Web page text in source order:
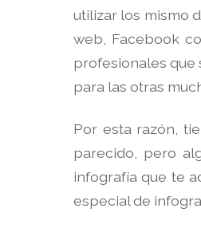
utilizar los mismo
web, Facebook
profesionales que
para las otras
Por esta razón,
parecido, pero
infografía que te
especial de